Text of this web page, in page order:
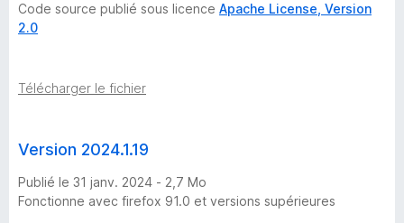
Code source publié sous licence Apache License, Version
2.0
Télécharger le fichier
Version 2024.1.19
Publié le 31 janv. 2024 - 2,7 Mo
Fonctionne avec firefox 91.0 et versions supérieures